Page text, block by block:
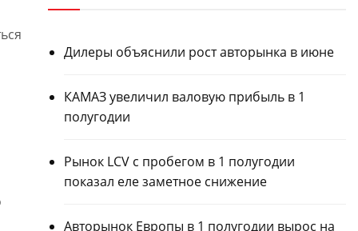
Дилеры объяснили рост авторынка в июне
КАМАЗ увеличил валовую прибыль в 1
полугодии
Рынок LCV с пробегом в 1 полугодии
показал еле заметное снижение
Авторынок Европы в 1 полугодии вырос на